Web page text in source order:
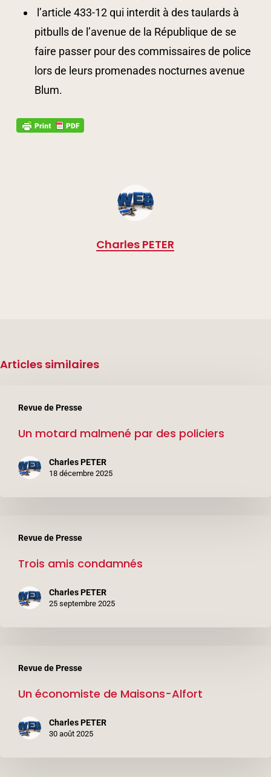
l’article 433-12 qui interdit à des taulards à
pitbulls de l’avenue de la République de se
faire passer pour des commissaires de police
lors de leurs promenades nocturnes avenue
Blum.
Charles PETER
Articles similaires
Revue de Presse
motard
malmené
Un motard malmené par des policiers
Charles PETER
18 décembre 2025
Revue de Presse
amis
condamnés
Trois amis condamnés
Charles PETER
25 septembre 2025
Revue de Presse
économiste
Alfort
Un économiste de Maisons-Alfort
Charles PETER
30 août 2025